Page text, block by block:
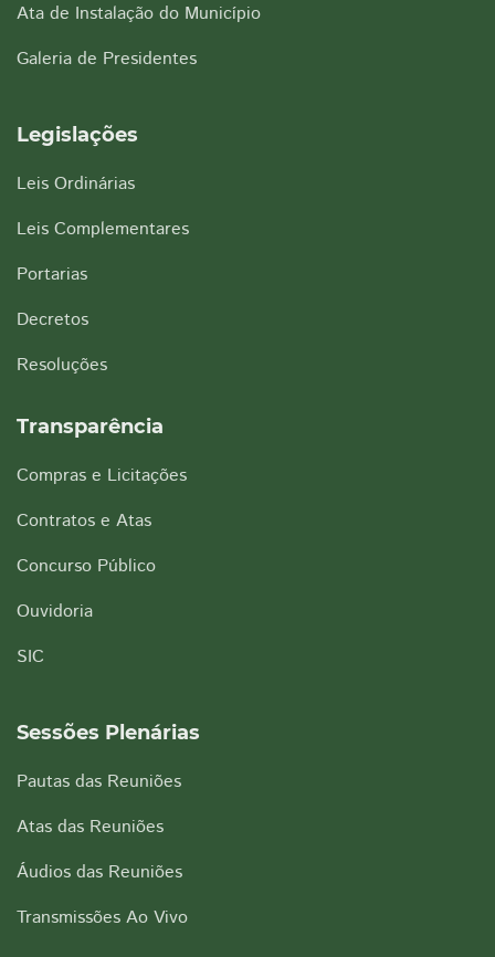
Ata de Instalação do Município
Galeria de Presidentes
Legislações
Leis Ordinárias
Leis Complementares
Portarias
Decretos
Resoluções
Transparência
Compras e Licitações
Contratos e Atas
Concurso Público
Ouvidoria
SIC
Sessões Plenárias
Pautas das Reuniões
Atas das Reuniões
Áudios das Reuniões
Transmissões Ao Vivo